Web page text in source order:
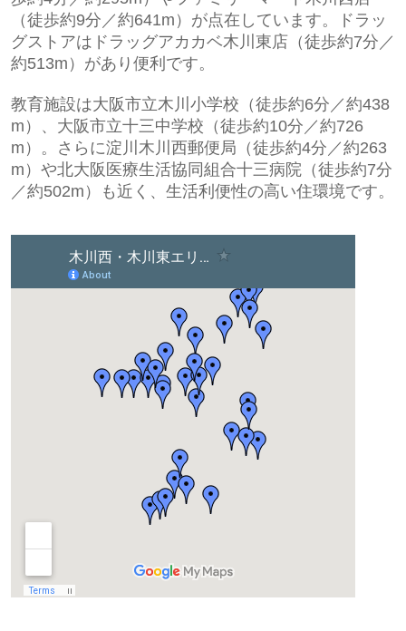
（徒歩約9分／約641m）が点在しています。ドラッ
グストアは ドラッグアカカベ木川東店（徒歩約7分／
約513m）があり便利です。
教育施設は大阪市立木川小学校（徒歩約6分／約438
m）、大阪市立十三中学校（徒歩約10分／約726
m）。さらに淀川木川西郵便局 （徒歩約4分／約263
m）や北大阪医療生活協同組合十三病院 （徒歩約7分
／約502m）も近く、生活利便性の高い住環境です。